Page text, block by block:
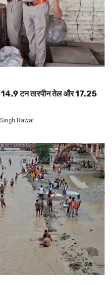
14.9 टन तारपीन तेल और 17.25
Rawat